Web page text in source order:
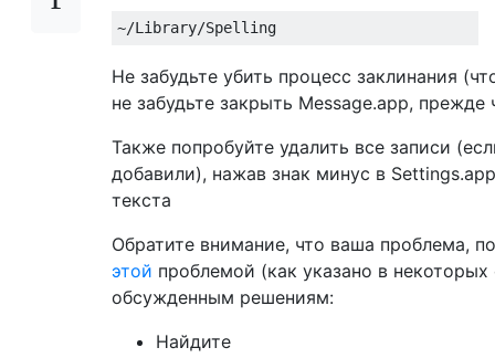
Не забудьте убить процесс заклинания
не забудьте закрыть Message.app, прежде
Также попробуйте удалить все записи
добавили), нажав знак минус в
текста
Обратите внимание, что ваша проблема,
этой проблемой (как указано в
обсужденным решениям:
Найдите